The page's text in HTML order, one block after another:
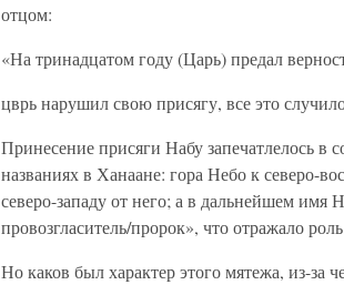
отцом:
«На тринадцатом году (Царь) предал
цврь нарушил свою присягу, все это
Принесение присяги Набу запечатлелось в
названиях в Ханаане: гора Небо к северо-
северо-западу от него; а в дальнейшем имя
провозгласитель/пророк», что отражало
Но каков был характер этого мятежа, из-за